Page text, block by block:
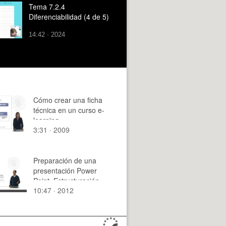
Tema 7.2.4
Diferenciabilidad (4 de 5)
14:42 · 2024
Cómo crear una ficha
técnica en un curso e-
learning
3:31 · 2009
Preparación de una
presentación Power
Point. Estructuración.
10:47 · 2012